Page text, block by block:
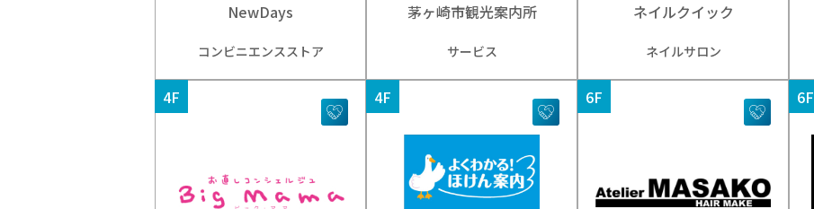
NewDays
コンビニエンスストア
茅ヶ崎市観光案内所
サービス
ネイルクイック
ネイルサロン
4F 4F 6F 6F